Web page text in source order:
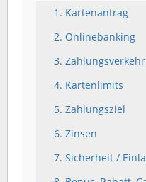
1. Kartenantrag
2. Onlinebanking
3. Zahlungsverkehr
4. Kartenlimits
5. Zahlungsziel
6. Zinsen
7. Sicherheit /